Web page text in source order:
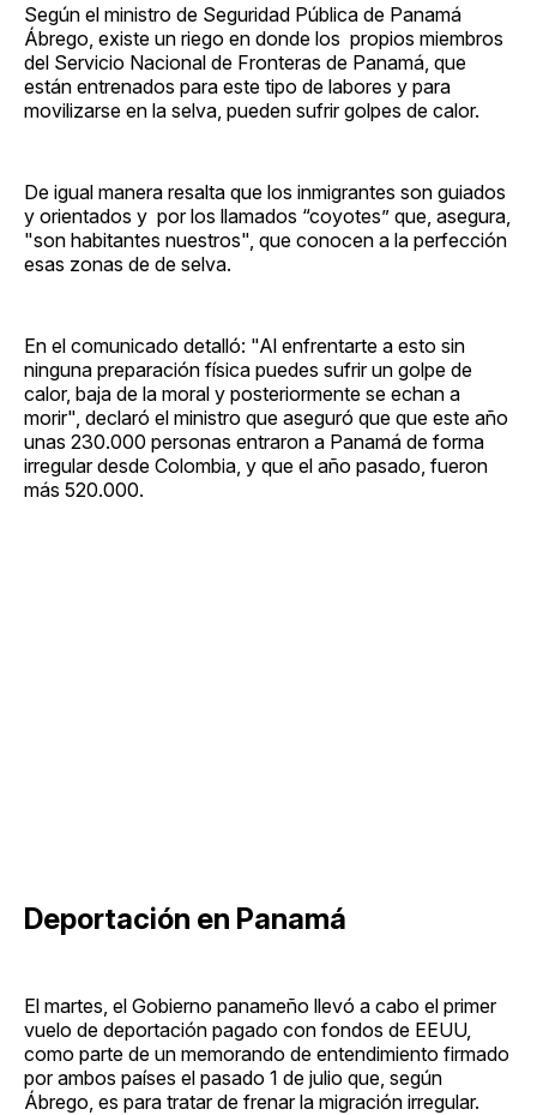
Según el ministro de Seguridad Pública de Panamá
Ábrego, existe un riego en donde los propios miembros
del Servicio Nacional de Fronteras de Panamá, que
están entrenados para este tipo de labores y para
movilizarse en la selva, pueden sufrir golpes de calor.
De igual manera resalta que los inmigrantes son guiados
y orientados y por los llamados “coyotes” que, asegura,
"son habitantes nuestros", que conocen a la perfección
esas zonas de de selva.
En el comunicado detalló: "Al enfrentarte a esto sin
ninguna preparación física puedes sufrir un golpe de
calor, baja de la moral y posteriormente se echan a
morir", declaró el ministro que aseguró que que este año
unas 230.000 personas entraron a Panamá de forma
irregular desde Colombia, y que el año pasado, fueron
más 520.000.
Deportación en Panamá
El martes, el Gobierno panameño llevó a cabo el primer
vuelo de deportación pagado con fondos de EEUU,
como parte de un memorando de entendimiento firmado
por ambos países el pasado 1 de julio que, según
Ábrego, es para tratar de frenar la migración irregular.